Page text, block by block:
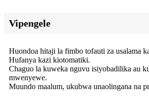
Vipengele
Huondoa hitaji la fimbo tofauti za usalama
Hufanya kazi kiotomatiki.
Chaguo la kuweka nguvu isiyobadilika au
mwenyewe.
Muundo maalum, ukubwa unaolingana na